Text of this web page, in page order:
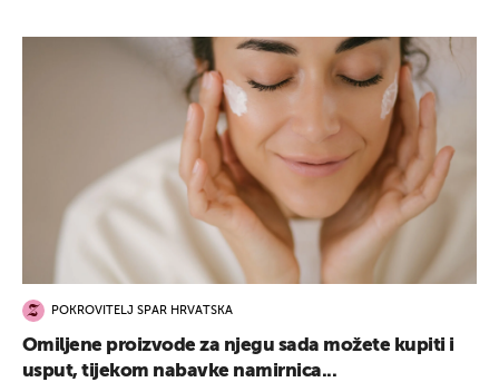
POKROVITELJ SPAR HRVATSKA
Omiljene proizvode za njegu sada možete kupiti i
usput, tijekom nabavke namirnica...